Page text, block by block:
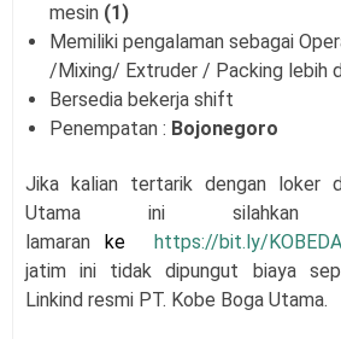
mesin (1)
Memiliki pengalaman sebagai
/Mixing/ Extruder / Packing lebih
Bersedia bekerja shift
Penempatan : Bojonegoro
Jika kalian tertarik dengan loker
Utama ini silahkan
lamaran ke https://bit.ly/
jatim ini tidak dipungut biaya
Linkind resmi PT. Kobe Boga Utama.